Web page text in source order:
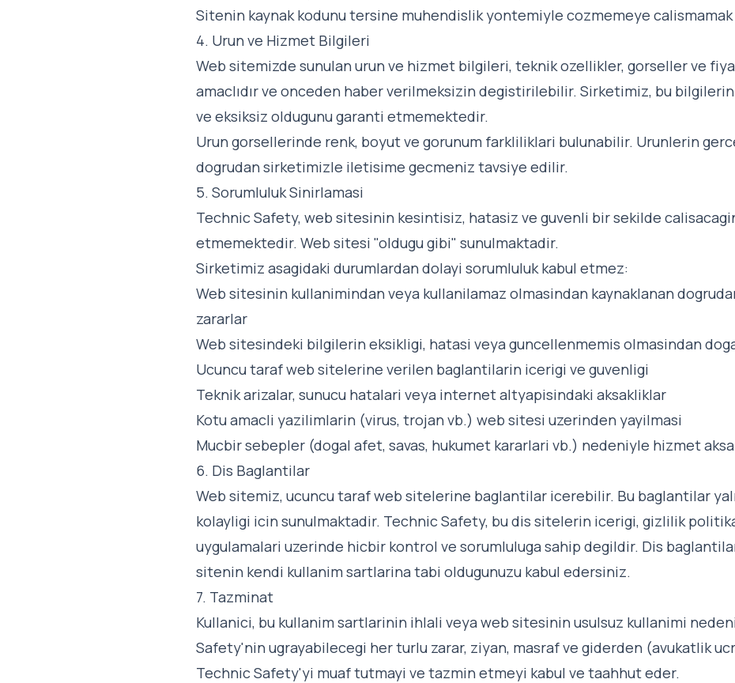
Sitenin kaynak kodunu tersine muhendislik yontemiyle cozmemeye calismamak
4. Urun ve Hizmet Bilgileri
Web sitemizde sunulan urun ve hizmet bilgileri, teknik ozellikler, gorseller ve
amaclıdır ve onceden haber verilmeksizin degistirilebilir. Sirketimiz, bu
ve eksiksiz oldugunu garanti etmemektedir.
Urun gorsellerinde renk, boyut ve gorunum farkliliklari bulunabilir. Urunlerin
dogrudan sirketimizle iletisime gecmeniz tavsiye edilir.
5. Sorumluluk Sinirlamasi
Technic Safety, web sitesinin kesintisiz, hatasiz ve guvenli bir sekilde
etmemektedir. Web sitesi "oldugu gibi" sunulmaktadir.
Sirketimiz asagidaki durumlardan dolayi sorumluluk kabul etmez:
Web sitesinin kullanimindan veya kullanilamaz olmasindan kaynaklanan
zararlar
Web sitesindeki bilgilerin eksikligi, hatasi veya guncellenmemis olmasindan
Ucuncu taraf web sitelerine verilen baglantilarin icerigi ve guvenligi
Teknik arizalar, sunucu hatalari veya internet altyapisindaki aksakliklar
Kotu amacli yazilimlarin (virus, trojan vb.) web sitesi uzerinden yayilmasi
Mucbir sebepler (dogal afet, savas, hukumet kararlari vb.) nedeniyle hizmet
6. Dis Baglantilar
Web sitemiz, ucuncu taraf web sitelerine baglantilar icerebilir. Bu baglantilar
kolayligi icin sunulmaktadir. Technic Safety, bu dis sitelerin icerigi, gizlilik
uygulamalari uzerinde hicbir kontrol ve sorumluluga sahip degildir. Dis
sitenin kendi kullanim sartlarina tabi oldugunuzu kabul edersiniz.
7. Tazminat
Kullanici, bu kullanim sartlarinin ihlali veya web sitesinin usulsuz kullanimi
Safety'nin ugrayabilecegi her turlu zarar, ziyan, masraf ve giderden (avukatlik
Technic Safety'yi muaf tutmayi ve tazmin etmeyi kabul ve taahhut eder.